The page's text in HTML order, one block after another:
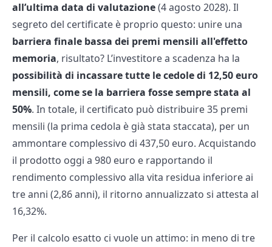
all’ultima data di valutazione(4 agosto 2028). Il
segreto del certificate è proprio questo: unire una
barriera finale bassa dei premi mensili all'effetto
memoria, risultato? L’investitore a scadenza ha la
possibilità di incassare tutte le cedole di 12,50 euro
mensili, come se la barriera fosse sempre stata al
50%. In totale, il certificato può distribuire 35 premi
mensili (la prima cedola è già stata staccata), per un
ammontare complessivo di 437,50 euro. Acquistando
il prodotto oggi a 980 euro e rapportando il
rendimento complessivo alla vita residua inferiore ai
tre anni (2,86 anni), il ritorno annualizzato si attesta al
16,32%.
Per il calcolo esatto ci vuole un attimo: in meno di tre